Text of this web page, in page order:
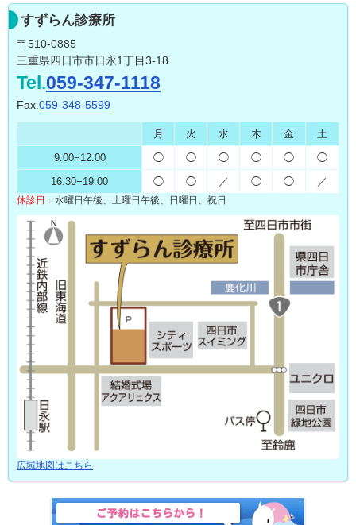
すずらん診療所
〒510-0885
三重県四日市市日永1丁目3-18
Tel.059-347-1118
Fax. 059-348-5599
月 火 水 木 金
土
9:00−12:00 ◯ ◯ ◯ ◯ ◯
◯
16:30−19:00 ◯ ◯ ／ ◯ ◯ ／
休診日 ： 水曜日午後、土曜日午後、 日曜日、祝日
広域地図はこちら